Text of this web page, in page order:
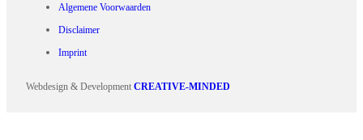
Algemene Voorwaarden
Disclaimer
Imprint
Webdesign & DevelopmentCREATIVE-MINDED